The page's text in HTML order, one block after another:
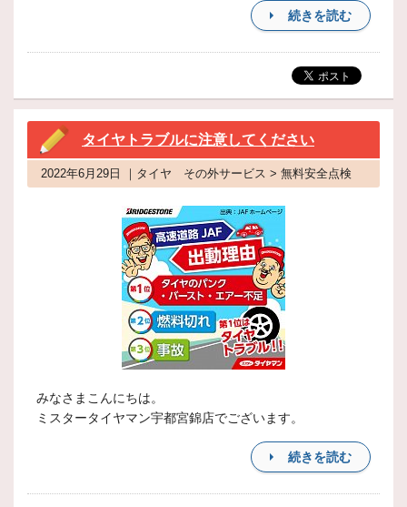
続きを読む
タイヤトラブルに注意してください
2022年6月29日 ｜タイヤ その外サービス > 無料安全点検
みなさまこんにちは。
ミスタータイヤマン宇都宮錦店でございます。
続きを読む